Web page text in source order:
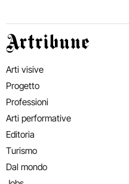
Artribune
Arti visive
Progetto
Professioni
Arti performative
Editoria
Turismo
Dal mondo